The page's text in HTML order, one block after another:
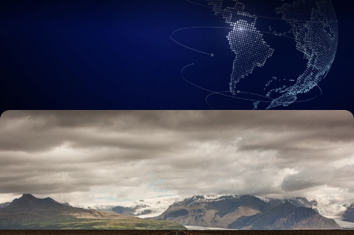
¿Qué rumbo tomarán grandes
empresas en procesos de
capacitación virtual?
INTERNET YA Soluciones Web el 9 noviembre, 2020